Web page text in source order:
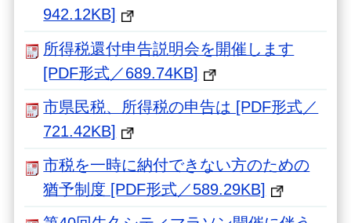
942.12KB]
所得税還付申告説明会を開催します
[PDF形式／689.74KB]
市県民税、所得税の申告は [PDF形式／
721.42KB]
市税を一時に納付できない方のための
猶予制度 [PDF形式／589.29KB]